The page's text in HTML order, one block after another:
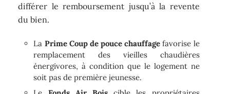
différer le remboursement jusqu’à la revente
du bien.
La Prime Coup de pouce chauffage favorise le
remplacement des vieilles chaudières
énergivores, à condition que le logement ne
soit pas de première jeunesse.